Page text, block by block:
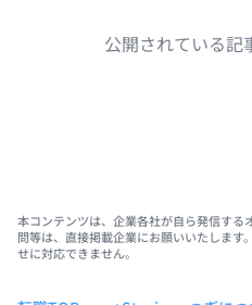
公開されている記
本コンテンツは、企業各社が自ら発信する
問等は、直接掲載企業にお願いいたしま
せに対応できません。